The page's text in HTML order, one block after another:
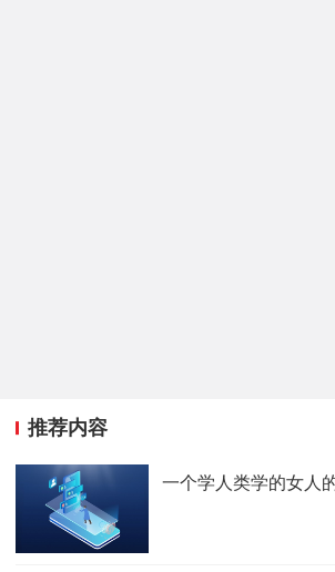
推荐内容
一个学人类学的女人